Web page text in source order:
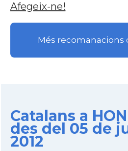
Afegeix-ne!
Més recomanacions
Catalans a
des del 05 de
2012